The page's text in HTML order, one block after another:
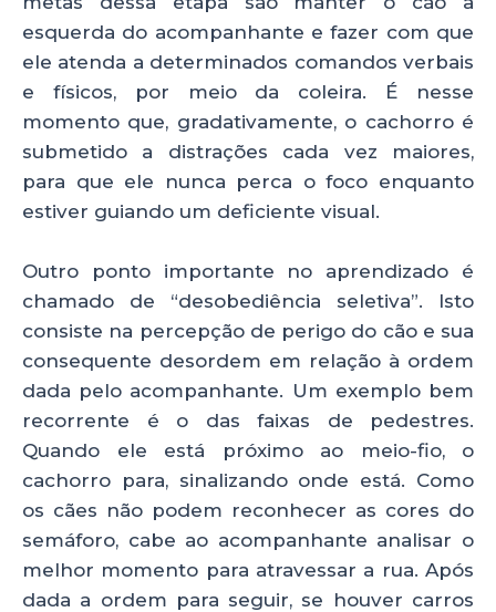
esquerda do acompanhante e fazer com que
ele atenda a determinados comandos verbais
e físicos, por meio da coleira. É nesse
momento que, gradativamente, o cachorro é
submetido a distrações cada vez maiores,
para que ele nunca perca o foco enquanto
estiver guiando um deficiente visual.
Outro ponto importante no aprendizado é
chamado de “desobediência seletiva”. Isto
consiste na percepção de perigo do cão e sua
consequente desordem em relação à ordem
dada pelo acompanhante. Um exemplo bem
recorrente é o das faixas de pedestres.
Quando ele está próximo ao meio-fio, o
cachorro para, sinalizando onde está. Como
os cães não podem reconhecer as cores do
semáforo, cabe ao acompanhante analisar o
melhor momento para atravessar a rua. Após
dada a ordem para seguir, se houver carros